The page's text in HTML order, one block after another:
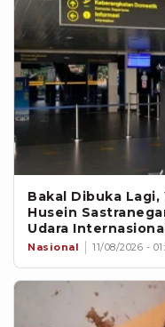
Bakal Dibuka
Husein
Udara
Nasional 11/08/2026 -